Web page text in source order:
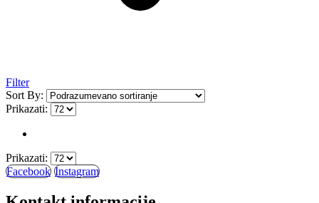
Filter
Sort By:
Prikazati:
Prikazati:
Facebook Instagram